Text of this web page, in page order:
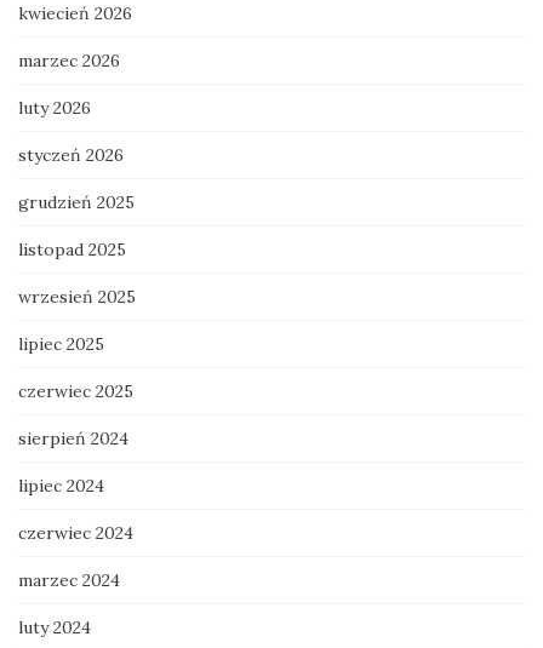
kwiecień 2026
marzec 2026
luty 2026
styczeń 2026
grudzień 2025
listopad 2025
wrzesień 2025
lipiec 2025
czerwiec 2025
sierpień 2024
lipiec 2024
czerwiec 2024
marzec 2024
luty 2024